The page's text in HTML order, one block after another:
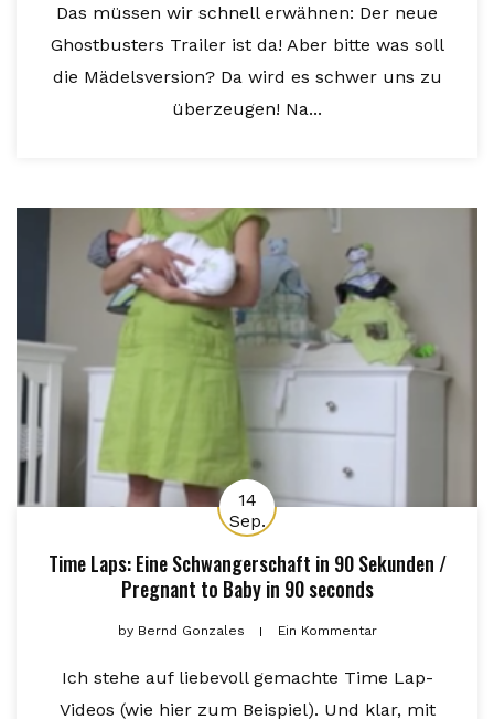
Das müssen wir schnell erwähnen: Der neue
Ghostbusters Trailer ist da! Aber bitte was soll
die Mädelsversion? Da wird es schwer uns zu
überzeugen! Na...
14
Sep.
Time Laps: Eine Schwangerschaft in 90 Sekunden /
Pregnant to Baby in 90 seconds
byBernd Gonzales Ein Kommentar
Ich stehe auf liebevoll gemachte Time Lap-
Videos (wie hier zum Beispiel). Und klar, mit